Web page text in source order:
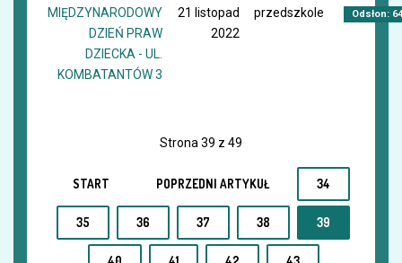
MIĘDZYNARODOWY
DZIEŃ PRAW
DZIECKA - UL.
KOMBATANTÓW 3
21 listopad
2022
przedszkole Odsłon:
Strona 39 z 49
START POPRZEDNI ARTYKUŁ 34
35 36 37 38 39